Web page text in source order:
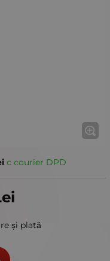
с courier DPD
și plată